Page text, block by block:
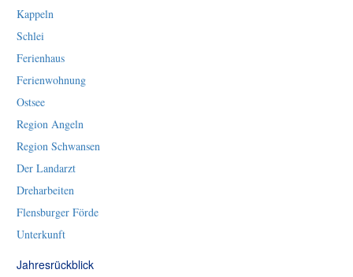
Kappeln
Schlei
Ferienhaus
Ferienwohnung
Ostsee
Region Angeln
Region Schwansen
Der Landarzt
Dreharbeiten
Flensburger Förde
Unterkunft
Jahresrückblick